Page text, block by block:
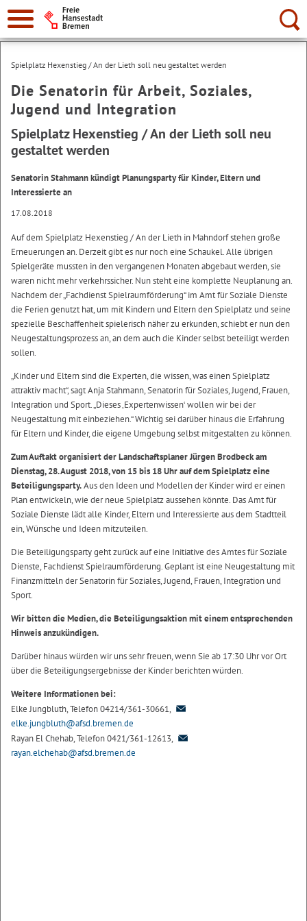
Suche:
Spielplatz Hexenstieg / An der Lieth soll neu gestaltet werden
Die Senatorin für Arbeit, Soziales,
Jugend und Integration
Spielplatz Hexenstieg / An der Lieth soll neu
gestaltet werden
Senatorin Stahmann kündigt Planungsparty für Kinder, Eltern und
Interessierte an
17.08.2018
Auf dem Spielplatz Hexenstieg / An der Lieth in Mahndorf stehen große
Erneuerungen an. Derzeit gibt es nur noch eine Schaukel. Alle übrigen
Spielgeräte mussten in den vergangenen Monaten abgebaut werden, sie
waren nicht mehr verkehrssicher. Nun steht eine komplette Neuplanung an.
Nachdem der „Fachdienst Spielraumförderung“ im Amt für Soziale Dienste
die Ferien genutzt hat, um mit Kindern und Eltern den Spielplatz und seine
spezielle Beschaffenheit spielerisch näher zu erkunden, schiebt er nun den
Neugestaltungsprozess an, an dem auch die Kinder selbst beteiligt werden
sollen.
„Kinder und Eltern sind die Experten, die wissen, was einen Spielplatz
attraktiv macht“, sagt Anja Stahmann, Senatorin für Soziales, Jugend, Frauen,
Integration und Sport. „Dieses ‚Expertenwissen‘ wollen wir bei der
Neugestaltung mit einbeziehen.“ Wichtig sei darüber hinaus die Erfahrung
für Eltern und Kinder, die eigene Umgebung selbst mitgestalten zu können.
Zum Auftakt organisiert der Landschaftsplaner Jürgen Brodbeck am
Dienstag, 28. August 2018, von 15 bis 18 Uhr auf dem Spielplatz eine
Beteiligungsparty.Aus den Ideen und Modellen der Kinder wird er einen
Plan entwickeln, wie der neue Spielplatz aussehen könnte. Das Amt für
Soziale Dienste lädt alle Kinder, Eltern und Interessierte aus dem Stadtteil
ein, Wünsche und Ideen mitzuteilen.
Die Beteiligungsparty geht zurück auf eine Initiative des Amtes für Soziale
Dienste, Fachdienst Spielraumförderung. Geplant ist eine Neugestaltung mit
Finanzmitteln der Senatorin für Soziales, Jugend, Frauen, Integration und
Sport.
Wir bitten die Medien, die Beteiligungsaktion mit einem entsprechenden
Hinweis anzukündigen.
Darüber hinaus würden wir uns sehr freuen, wenn Sie ab 17:30 Uhr vor Ort
über die Beteiligungsergebnisse der Kinder berichten würden.
Weitere Informationen bei:
Elke Jungbluth, Telefon 04214/361-30661,
elke.jungbluth@afsd.bremen.de
Rayan El Chehab, Telefon 0421/361-12613,
rayan.elchehab@afsd.bremen.de